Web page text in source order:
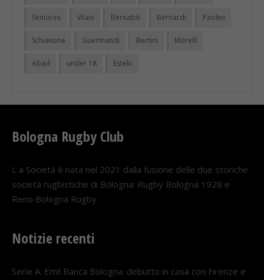
Seniores Vilasi Bernabò Bernardi Paolini
Schiavone Guermandi Bertini Morelli
Abad under 18 Esteki
Bologna Rugby Club
L a Società è nata nel 2021 dalla fusione delle due storiche
società rugbistiche di Bologna: Rugby Bologna 1928 e
Reno Bologna Rugby.
Notizie recenti
Serie A. Emil Banca Bologna: debutto in casa con Firenze e